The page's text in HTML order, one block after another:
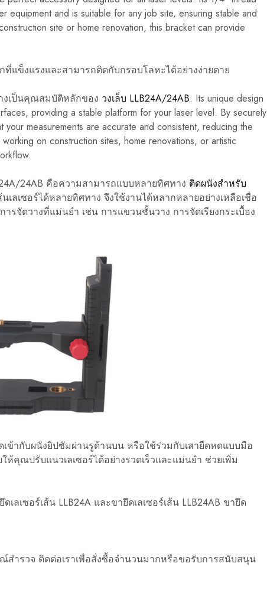
equipment and is suitable for any job site, ensuring stable and
site or home renovation, this bracket can provide
ที่แข็งแรงและสามารถติดกับกรอบโลหะได้อย่างง่ายดาย
งเป็นคุณสมบัติหลักของ วงเล็บ LLB24A/24AB. Its unique design
providing a stable platform for your laser level. By securely
measurements are accurate and consistent, reducing the
on construction sites, home renovations, or artistic
24AB คือความสามารถแบบหลายทิศทาง ติดผนังสำหรับ
เลเซอร์ได้หลายทิศทาง จึงใช้งานได้หลากหลายอย่างเหลือเชื่อ
รจัดวางที่แม่นยำ เช่น การแขวนชั้นวาง การจัดเรียงกระเบื้อง
เข้ากับผนังยิปซัมผ่านรูด้านบน หรือใช้ร่วมกับเสายืดหดแบบมือ
คุณปรับแนวเลเซอร์ได้อย่างรวดเร็วและแม่นยำ ช่วยเพิ่ม
เลเซอร์เส้น LLB24A และขายึดเลเซอร์เส้น LLB24AB ขายึด
สำรวจ ติดต่อเราเพื่อสั่งซื้อจำนวนมากหรือขอรับการสนับสนุน